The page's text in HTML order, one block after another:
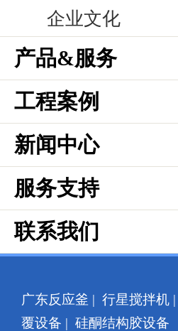
企业文化
产品&服务
工程案例
新闻中心
服务支持
联系我们
广东反应釜 | 行星搅拌机 |
覆设备 | 硅酮结构胶设备